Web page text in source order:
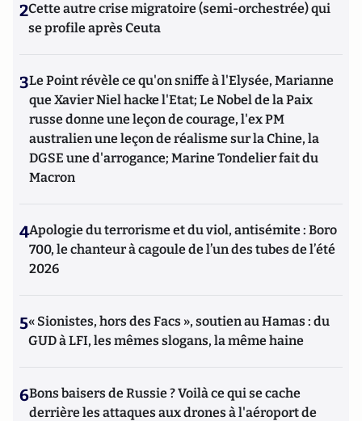
2Cette autre crise migratoire (semi-orchestrée) qui
se profile après Ceuta
3Le Point révèle ce qu'on sniffe à l'Elysée, Marianne
que Xavier Niel hacke l'Etat; Le Nobel de la Paix
russe donne une leçon de courage, l'ex PM
australien une leçon de réalisme sur la Chine, la
DGSE une d'arrogance; Marine Tondelier fait du
Macron
4Apologie du terrorisme et du viol, antisémite : Boro
700, le chanteur à cagoule de l’un des tubes de l’été
2026
5« Sionistes, hors des Facs », soutien au Hamas : du
GUD à LFI, les mêmes slogans, la même haine
6Bons baisers de Russie ? Voilà ce qui se cache
derrière les attaques aux drones à l'aéroport de